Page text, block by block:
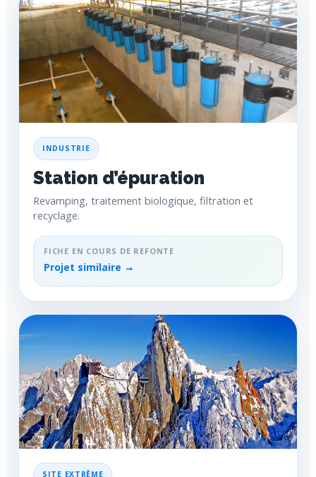
INDUSTRIE
Station d’épuration
Revamping, traitement biologique, filtration et
recyclage.
FICHE EN COURS DE REFONTE
Projet similaire →
SITE EXTRÊME